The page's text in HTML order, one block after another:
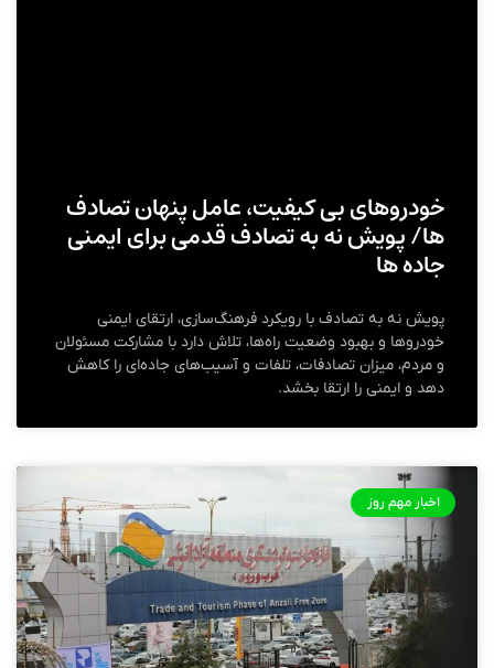
خودروهای بی‌ کیفیت، عامل پنهان تصادف‌
ها/ پویش نه به تصادف قدمی برای ایمنی
جاده‌ ها
پویش نه به تصادف با رویکرد فرهنگ‌سازی، ارتقای ایمنی
خودروها و بهبود وضعیت راه‌ها، تلاش دارد با مشارکت مسئولان
و مردم، میزان تصادفات، تلفات و آسیب‌های جاده‌ای را کاهش
دهد و ایمنی را ارتقا بخشد.
اخبار مهم روز